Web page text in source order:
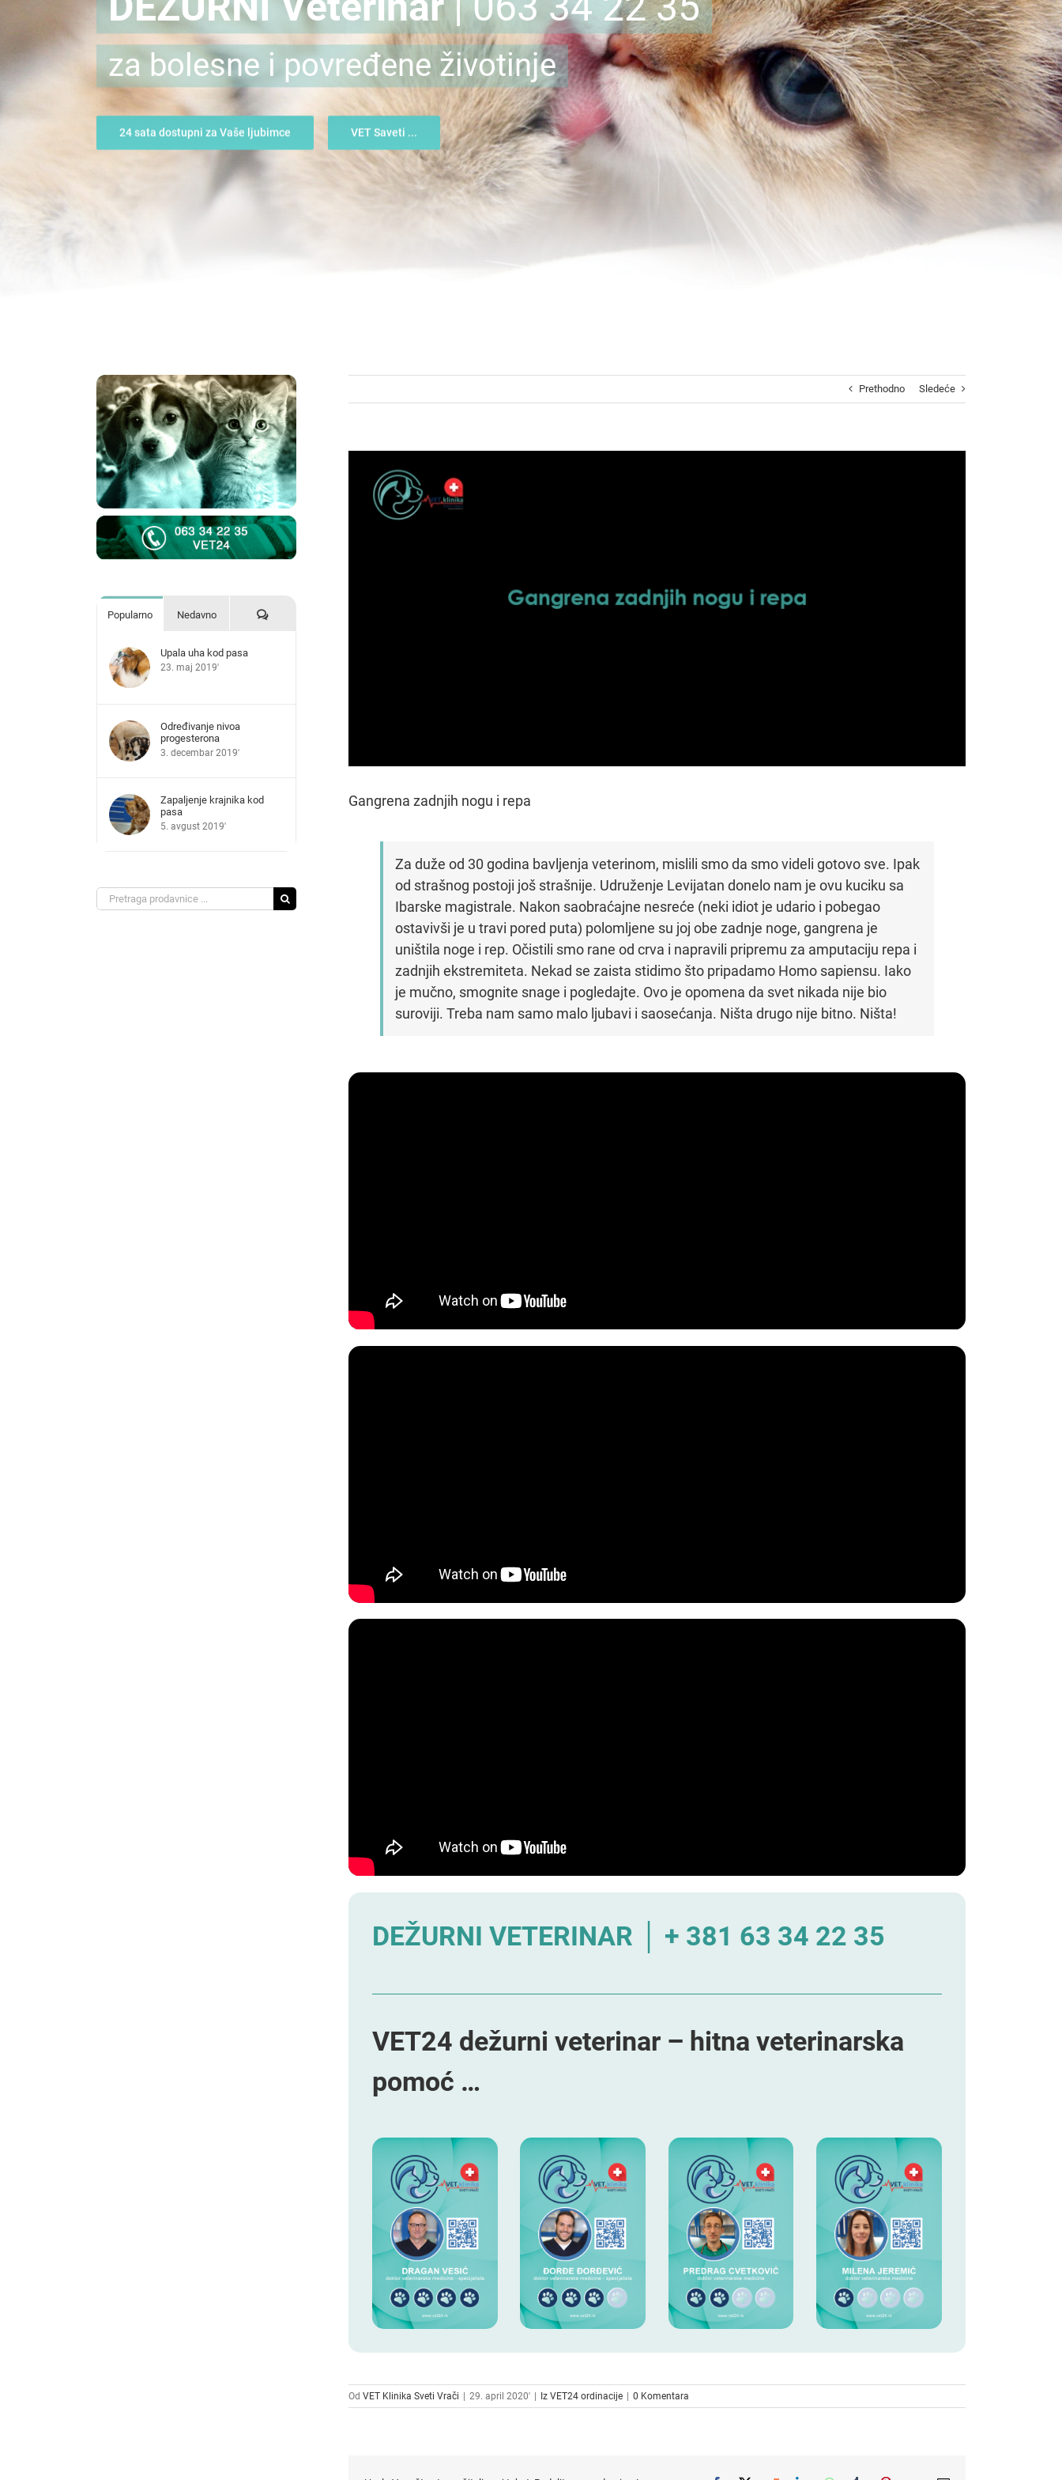
za bolesne i povređene životinje
24 sata dostupni za Vaše ljubimce VET Saveti ...
Prethodno Sledeće
Image
Gangrena zadnjih nogu i repa
Za duže od 30 godina bavljenja veterinom, mislili smo da smo videli gotovo sve. Ipak
od strašnog postoji još strašnije. Udruženje Levijatan donelo nam je ovu kuciku sa
Ibarske magistrale. Nakon saobraćajne nesreće (neki idiot je udario i pobegao
ostavivši je u travi pored puta) polomljene su joj obe zadnje noge, gangrena je
uništila noge i rep. Očistili smo rane od crva i napravili pripremu za amputaciju repa i
zadnjih ekstremiteta. Nekad se zaista stidimo što pripadamo Homo sapiensu. Iako
je mučno, smognite snage i pogledajte. Ovo je opomena da svet nikada nije bio
suroviji. Treba nam samo malo ljubavi i saosećanja. Ništa drugo nije bitno. Ništa!
DEŽURNI VETERINAR │ + 381 63 34 22 35
VET24 dežurni veterinar – hitna veterinarska
pomoć …
Od VET Klinika Sveti Vrači 29. april 2020' Iz VET24 ordinacije 0 Komentara
Popularno Nedavno Komentari
Upala uha kod pasa
23. maj 2019'
Određivanje nivoa
progesterona
3. decembar 2019'
Zapaljenje krajnika kod
pasa
5. avgust 2019'
Search
for: